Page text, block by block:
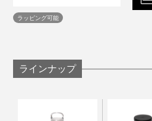
アイスなら、60mlの水と抹茶
溶き、シロップ（お好みで）と
ラッピング可能
ラインナップ